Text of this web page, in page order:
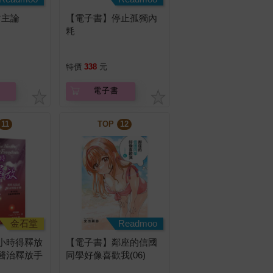
論
【電子書】停止孤獨內
耗
特價 338 元
電子書
11
金石堂
時得釋放
治釋放手
TOP 12
Readmoo
【電子書】鄰座的信國
同學好像喜歡我(06)